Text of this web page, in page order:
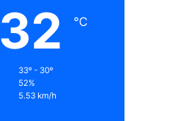
32 ℃
33º - 30º
52%
5.53 km/h